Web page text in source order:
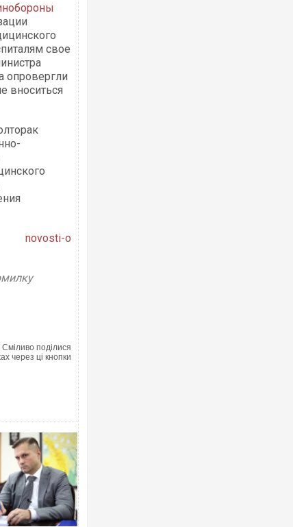
свое
опровергли
вноситься
novosti-o
поділися
через ці кнопки